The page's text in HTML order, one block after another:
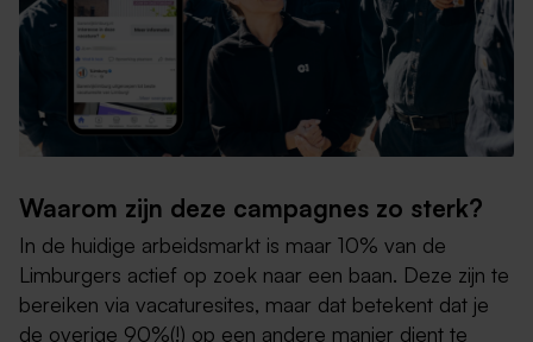
Waarom zijn deze campagnes zo sterk?
In de huidige arbeidsmarkt is maar 10% van de
Limburgers actief op zoek naar een baan. Deze zijn te
bereiken via vacaturesites, maar dat betekent dat je
de overige 90%(!) op een andere manier dient te